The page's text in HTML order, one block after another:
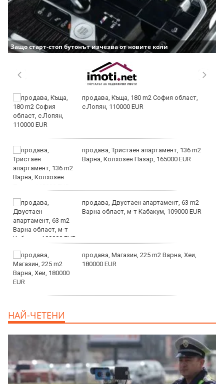
Защо старт-стоп бутонът изчезва от новите коли
продава, Къща, 180 m2 София област,
с.Лопян, 110000 EUR
продава, Тристаен апартамент, 136 m2
Варна, Колхозен Пазар, 165000 EUR
продава, Двустаен апартамент, 63 m2
Варна област, м-т Кабакум, 109000 EUR
продава, Магазин, 225 m2 Варна, Хеи,
180000 EUR
НАЙ-ЧЕТЕНИ